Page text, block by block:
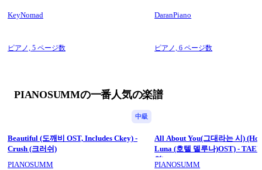
KeyNomad
ピアノ, 5 ページ数
DaranPiano
ピアノ,6 ページ数
PIANOSUMMの一番人気の楽譜
中級
Beautiful (도깨비 OST, Includes Ckey) -
Crush (크러쉬)
PIANOSUMM
All About You(그대라는 시)
Luna (호텔 델루나)OST) -
연)
PIANOSUMM